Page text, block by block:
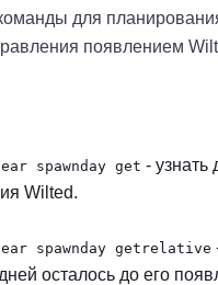
для
появлением
spawnday get - узнать
Wilted.
spawnday getrelative
осталось до его